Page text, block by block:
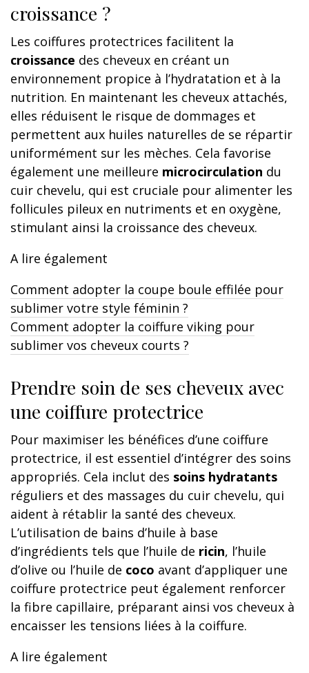
croissance ?
Les coiffures protectrices facilitent la
croissance des cheveux en créant un
environnement propice à l’hydratation et à la
nutrition. En maintenant les cheveux attachés,
elles réduisent le risque de dommages et
permettent aux huiles naturelles de se répartir
uniformément sur les mèches. Cela favorise
également une meilleure microcirculation du
cuir chevelu, qui est cruciale pour alimenter les
follicules pileux en nutriments et en oxygène,
stimulant ainsi la croissance des cheveux.
A lire également
Comment adopter la coupe boule effilée pour
sublimer votre style féminin ?
Comment adopter la coiffure viking pour
sublimer vos cheveux courts ?
Prendre soin de ses cheveux avec
une coiffure protectrice
Pour maximiser les bénéfices d’une coiffure
protectrice, il est essentiel d’intégrer des soins
appropriés. Cela inclut des soins hydratants
réguliers et des massages du cuir chevelu, qui
aident à rétablir la santé des cheveux.
L’utilisation de bains d’huile à base
d’ingrédients tels que l’huile de ricin, l’huile
d’olive ou l’huile de coco avant d’appliquer une
coiffure protectrice peut également renforcer
la fibre capillaire, préparant ainsi vos cheveux à
encaisser les tensions liées à la coiffure.
A lire également